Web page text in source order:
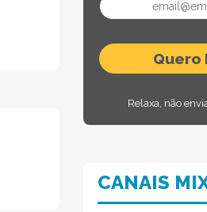
Relaxa, não
CANAIS